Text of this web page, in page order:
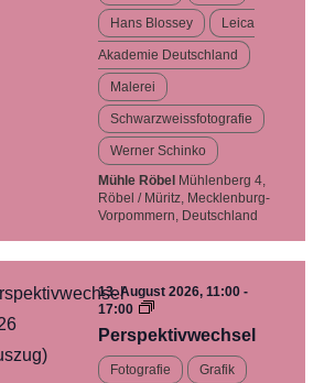
Hans Blossey Leica
Akademie Deutschland
Malerei
Schwarzweissfotografie
Werner Schinko
Mühle Röbel Mühlenberg 4,
Röbel / Müritz, Mecklenburg-
Vorpommern, Deutschland
13. August 2026, 11:00 -
17:00
Perspektivwechsel…
Ausstellung
Perspektivwechsel
Fotografie Grafik